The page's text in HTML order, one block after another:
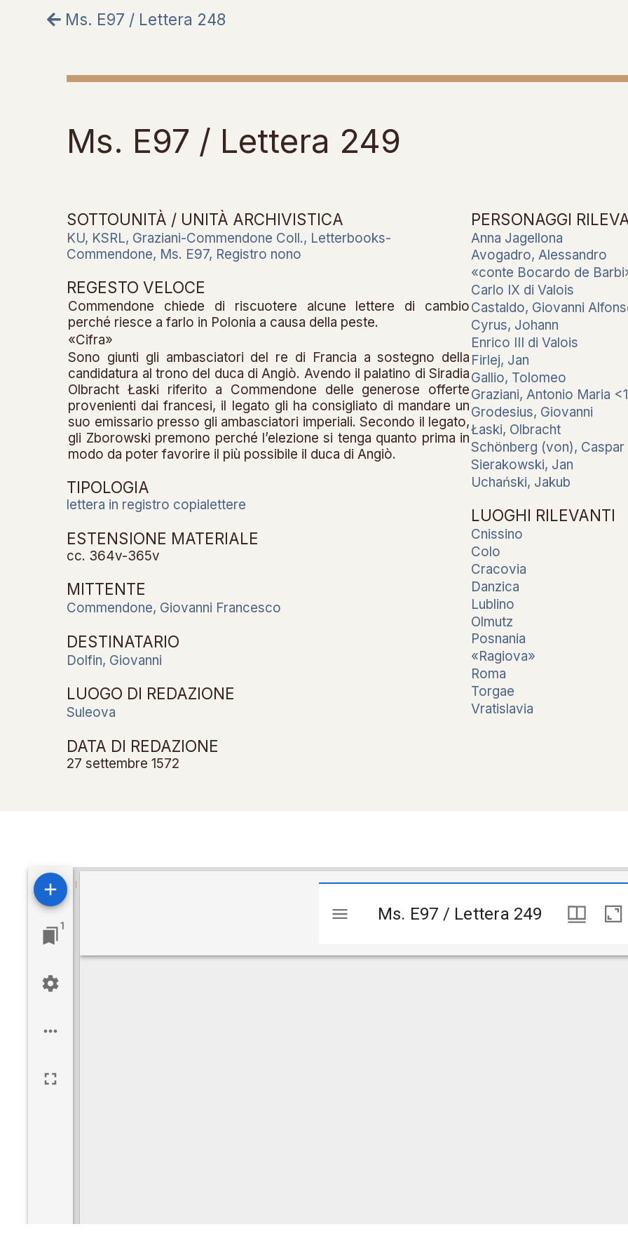
Ms. E97 / Lettera 248
Ms. E97 / Lettera 249
SOTTOUNITÀ / UNITÀ ARCHIVISTICA
KU, KSRL, Graziani-Commendone Coll., Letterbooks-
Commendone, Ms. E97, Registro nono
REGESTO VELOCE
Commendone chiede di riscuotere alcune lettere di cambio
perché riesce a farlo in Polonia a causa della peste.
«Cifra»
Sono giunti gli ambasciatori del re di Francia a sostegno della
candidatura al trono del duca di Angiò. Avendo il palatino di Siradia
Olbracht Łaski riferito a Commendone delle generose offerte
provenienti dai francesi, il legato gli ha consigliato di mandare un
suo emissario presso gli ambasciatori imperiali. Secondo il legato,
gli Zborowski premono perché l’elezione si tenga quanto prima in
modo da poter favorire il più possibile il duca di Angiò.
TIPOLOGIA
lettera in registro copialettere
ESTENSIONE MATERIALE
cc. 364v-365v
MITTENTE
Commendone, Giovanni Francesco
DESTINATARIO
Dolfin, Giovanni
LUOGO DI REDAZIONE
Suleova
DATA DI REDAZIONE
27 settembre 1572
PERSONAGGI
Anna Jagellona
Avogadro, Alessandro
«conte Bocardo de
Carlo IX di Valois
Castaldo, Giovanni
Cyrus, Johann
Enrico III di Valois
Firlej, Jan
Gallio, Tolomeo
Graziani, Antonio Maria
Grodesius, Giovanni
Łaski, Olbracht
Schönberg (von), Caspar
Sierakowski, Jan
Uchański, Jakub
LUOGHI RILEVANTI
Cnissino
Colo
Cracovia
Danzica
Lublino
Olmutz
Posnania
«Ragiova»
Roma
Torgae
Vratislavia
1
Visualizzatore
Ms. E97 / Lettera 249
Ms. E97 / Lettera 249